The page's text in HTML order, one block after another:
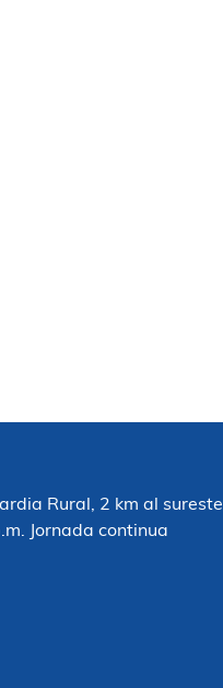
Rural, 2 km al sureste
Jornada continua